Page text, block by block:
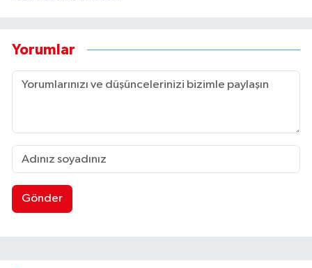
Yorumlar
Gönder